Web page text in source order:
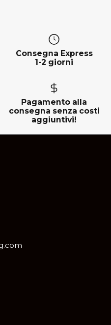
Consegna Express
1-2 giorni
Pagamento alla
consegna senza costi
aggiuntivi!